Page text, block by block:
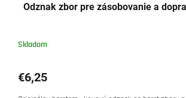
Odznak zbor pre zásobovanie a
Skladom
€6,25